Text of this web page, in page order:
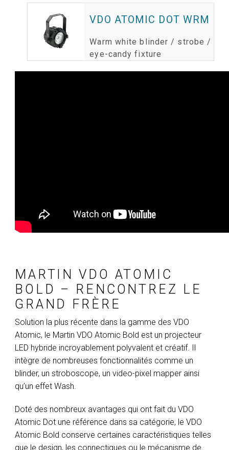
VDO ATOMIC DOT WRM
Warm white blinder / strobe /
eye-candy fixture
MARTIN VDO ATOMIC
BOLD – RENCONTREZ LE
GRAND FRÈRE
Solution la plus récente dans la gamme des VDO
Atomic, le Martin VDO Atomic Bold est un projecteur
LED hybride incroyablement polyvalent et créatif. Il
intègre de nombreuses fonctionnalités comme un
blinder, un stroboscope, un video-pixel mapper ainsi
qu’un effet Wash.
Doté des nombreux avantages qui ont fait du VDO
Atomic Dot une référence dans sa catégorie, le VDO
Atomic Bold conserve certaines caractéristiques telles
que le design, les connectiques ou le mécanisme de